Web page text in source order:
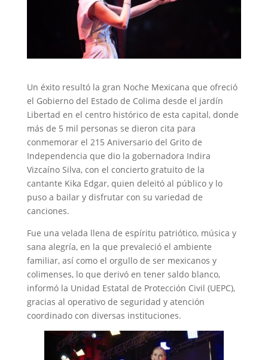
Un éxito resultó la gran Noche Mexicana que ofreció
el Gobierno del Estado de Colima desde el jardín
Libertad en el centro histórico de esta capital, donde
más de 5 mil personas se dieron cita para
conmemorar el 215 Aniversario del Grito de
Independencia que dio la gobernadora Indira
Vizcaíno Silva, con el concierto gratuito de la
cantante Kika Edgar, quien deleitó al público y lo
puso a bailar y disfrutar con su variedad de
canciones.
Fue una velada llena de espíritu patriótico, música y
sana alegría, en la que prevaleció el ambiente
familiar, así como el orgullo de ser mexicanos y
colimenses, lo que derivó en tener saldo blanco,
informó la Unidad Estatal de Protección Civil (UEPC),
gracias al operativo de seguridad y atención
coordinado con diversas instituciones.